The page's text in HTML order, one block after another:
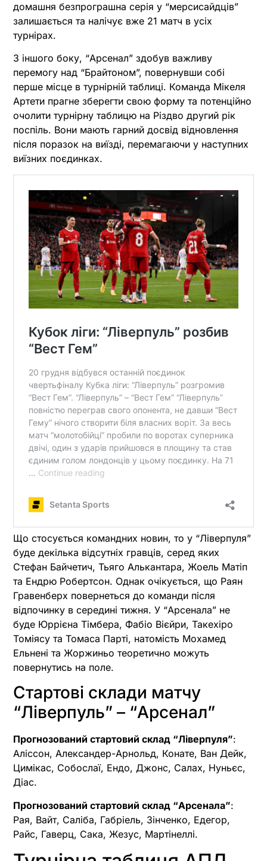
домашня безпрограшна серія у “мерсисайдців”
залишається та налічує вже 21 матч в усіх
турнірах.
З іншого боку, “Арсенал” здобув важливу
перемогу над “Брайтоном”, повернувши собі
перше місце в турнірній таблиці. Команда Мікеля
Артети прагне зберегти свою форму та потенційно
очолити турнірну таблицю на Різдво другий рік
поспіль. Вони мають гарний досвід відновлення
після поразок на виїзді, перемагаючи у наступних
виїзних поєдинках.
Що стосується командних новин, то у “Ліверпуля”
буде декілька відсутніх гравців, серед яких
Стефан Байчетич, Тьяго Алькантара, Жоель Матіп
та Ендрю Робертсон. Однак очікується, що Раян
Гравенберх повернеться до команди після
відпочинку в середині тижня. У “Арсенала” не
буде Юррієна Тімбера, Фабіо Вієйри, Такехіро
Томіясу та Томаса Парті, натомість Мохамед
Ельнені та Жоржиньо теоретично можуть
повернутись на поле.
Стартові склади матчу
“Ліверпуль” – “Арсенал”
Прогнозований стартовий склад “Ліверпуля”:
Аліссон, Александер-Арнольд, Конате, Ван Дейк,
Цимікас, Собослаї, Ендо, Джонс, Салах, Нуньєс,
Діас.
Прогнозований стартовий склад “Арсенала”:
Рая, Вайт, Саліба, Габріель, Зінченко, Едегор,
Райс, Гаверц, Сака, Жезус, Мартінеллі.